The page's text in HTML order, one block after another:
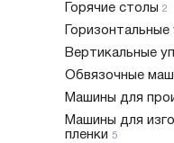
Горячие столы 2
Вертикальные
Обвязочные
Машины для
Машины для
пленки 5